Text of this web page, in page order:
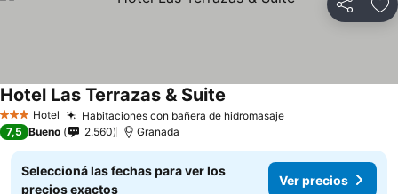
Compartir
3 Estrellas
Hotel Habitaciones con bañera de hidromasaje
Hotel Las Terrazas & Suite
7,5 Bueno 2.560 Granada
Seleccioná las fechas para ver los
precios exactos
Ver precios